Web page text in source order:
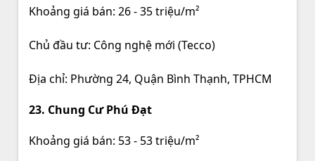
Khoảng giá bán: 26 - 35 triệu/m²
Chủ đầu tư: Công nghệ mới (Tecco)
Địa chỉ: Phường 24, Quận Bình Thạnh, TPHCM
23. Chung Cư Phú Đạt
Khoảng giá bán: 53 - 53 triệu/m²